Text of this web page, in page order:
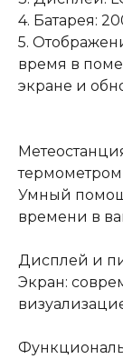
4. Батарея:
5.
время в
экране и
термометром
Умный
времени в
Дисплей и
Экран: